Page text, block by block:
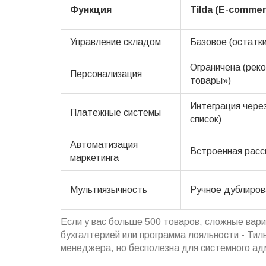
Функция Tilda (E-
Управление складом Базовое
Персонализация
Ограничена
товары»)
Платежные системы
Интеграция
список)
Автоматизация
маркетинга
Встроенная
Мультиязычность Ручное
Если у вас больше 500 товаров, сложные
бухгалтерией или программа лояльности -
менеджера, но бесполезна для системного